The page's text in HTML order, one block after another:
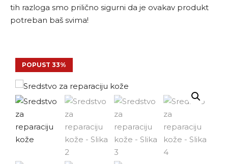
tih razloga smo prilično sigurni da je ovakav produkt
potreban baš svima!
POPUST 33%